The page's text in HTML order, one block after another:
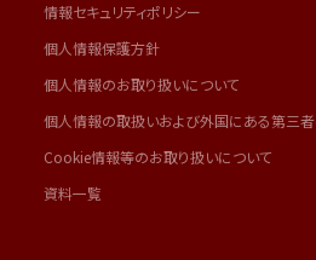
情報セキュリティポリシー
個人情報保護方針
個人情報のお取り扱いについて
個人情報の取扱いおよび外国にある第三
Cookie情報等のお取り扱いについて
資料一覧